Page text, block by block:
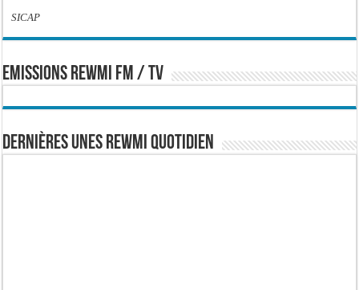
SICAP
EMISSIONS REWMI FM / TV
Dernières Unes Rewmi Quotidien